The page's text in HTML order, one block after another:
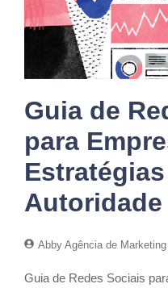
Guia de
para
Abby Agência de
Guia de Redes Sociais